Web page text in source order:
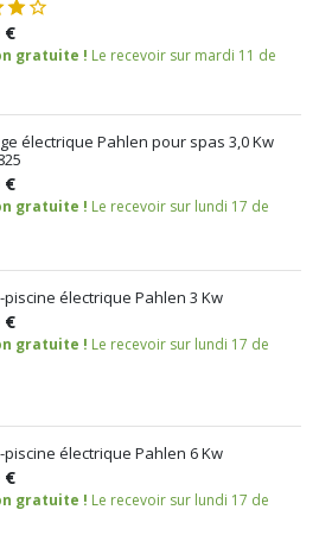
€
gratuite ! Le recevoir sur mardi 11 de
électrique Pahlen pour spas 3,0 Kw
€
gratuite ! Le recevoir sur lundi 17 de
électrique Pahlen 3 Kw
€
gratuite ! Le recevoir sur lundi 17 de
électrique Pahlen 6 Kw
€
gratuite ! Le recevoir sur lundi 17 de